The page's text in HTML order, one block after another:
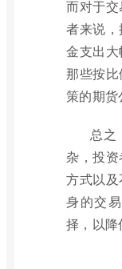
而对于
者来说
金支出
那些按
策的期货
总之
杂，投
方式以
身的交
择，以降